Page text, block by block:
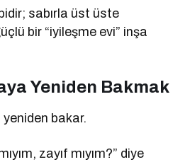
sabırla üst üste
bir “iyileşme evi” inşa
Yeniden Bakmak
bakar.
zayıf mıyım?” diye